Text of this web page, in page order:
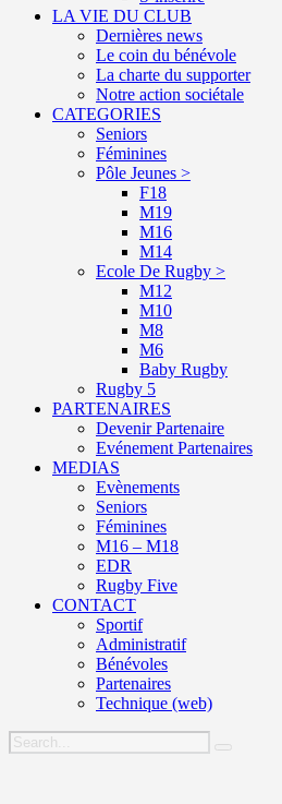
LA VIE DU CLUB
Dernières news
Le coin du bénévole
La charte du supporter
Notre action sociétale
CATEGORIES
Seniors
Féminines
Pôle Jeunes >
F18
M19
M16
M14
Ecole De Rugby >
M12
M10
M8
M6
Baby Rugby
Rugby 5
PARTENAIRES
Devenir Partenaire
Evénement Partenaires
MEDIAS
Evènements
Seniors
Féminines
M16 – M18
EDR
Rugby Five
CONTACT
Sportif
Administratif
Bénévoles
Partenaires
Technique (web)